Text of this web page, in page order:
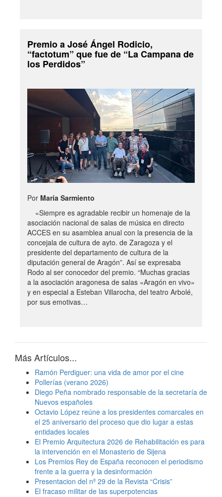
Premio a José Ángel Rodicio,
“factotum” que fue de “La Campana de
los Perdidos”
Por María Sarmiento
«Siempre es agradable recibir un homenaje de la
asociación nacional de salas de música en directo
ACCES en su asamblea anual con la presencia de la
concejala de cultura de ayto. de Zaragoza y el
presidente del departamento de cultura de la
diputación general de Aragón”. Así se expresaba
Rodo al ser conocedor del premio. “Muchas gracias
a la asociación aragonesa de salas «Aragón en vivo»
y en especial a Esteban Villarocha, del teatro Arbolé,
por sus emotivas…
Más Artículos...
Ramón Perdiguer: una vida de amor por el cine
Pollerías (verano 2026)
Diego Peña nombrado responsable de la secretaría de
Nuevos españoles
Octavio López reúne a los presidentes comarcales en
el 25 aniversario del proceso que dio lugar a estas
entidades locales
El Premio Arquitectura 2026 de Rehabilitación es para
la intervención en el Monasterio de Sijena
Los Premios Rey de España reconocen el periodismo
frente a la guerra y la desinformación
Presentacion del nº 29 de la Revista “Crisis”
El fracaso militar de las superpotencias